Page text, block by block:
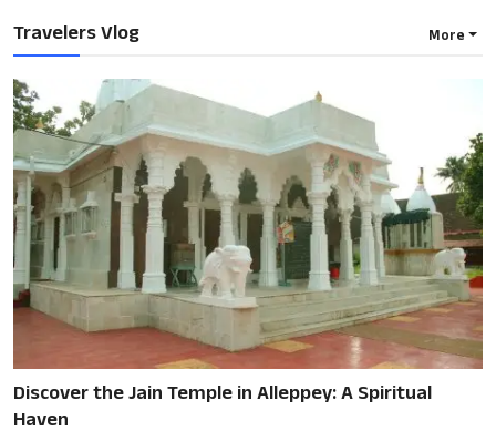
Travelers Vlog More
Discover the Jain Temple in Alleppey: A Spiritual
Haven